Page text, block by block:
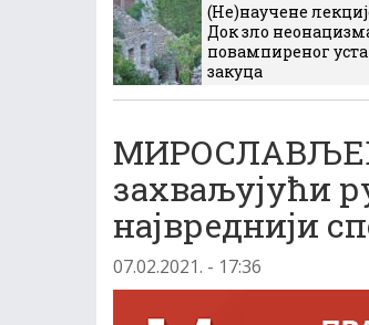
(Не)научене
Док зло
повампиреног
закуца
захваљујући
највреднији
07.02.2021. - 17:36